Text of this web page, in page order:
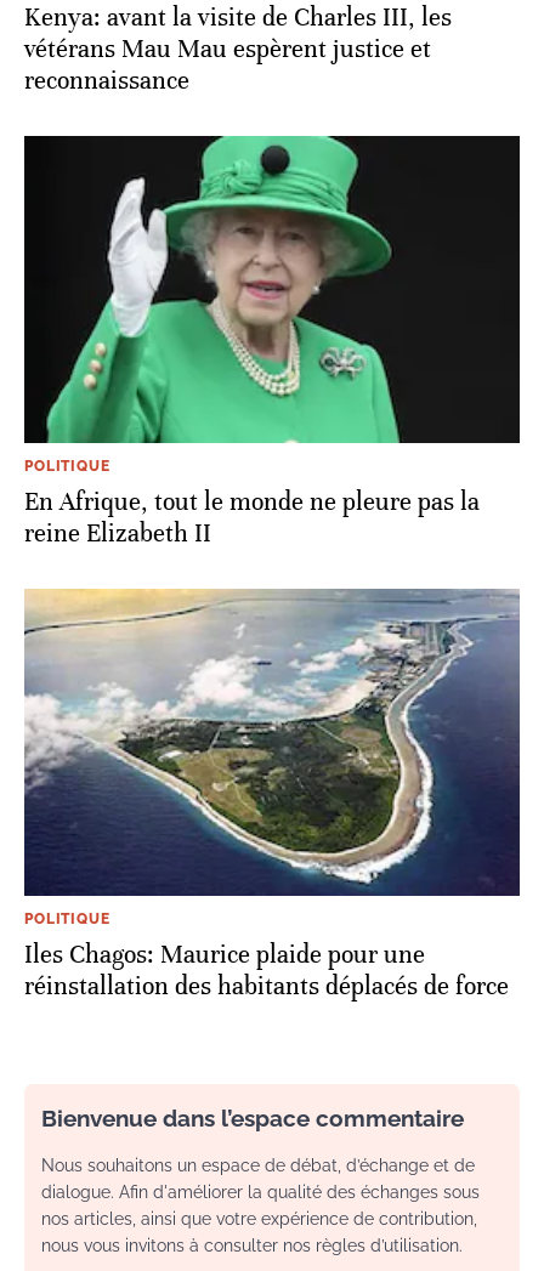
Kenya: avant la visite de Charles III, les
vétérans Mau Mau espèrent justice et
reconnaissance
POLITIQUE
En Afrique, tout le monde ne pleure pas la
reine Elizabeth II
POLITIQUE
Iles Chagos: Maurice plaide pour une
réinstallation des habitants déplacés de force
Bienvenue dans l’espace commentaire
Nous souhaitons un espace de débat, d’échange et de
dialogue. Afin d'améliorer la qualité des échanges sous
nos articles, ainsi que votre expérience de contribution,
nous vous invitons à consulter nos règles d’utilisation.